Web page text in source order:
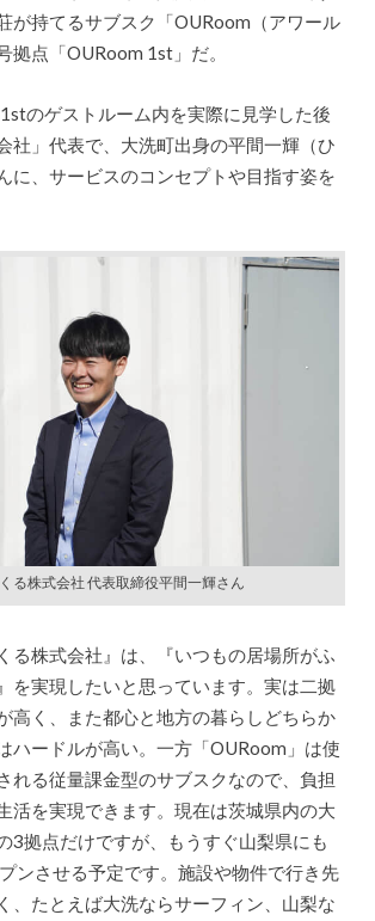
が持てるサブスク「OURoom（アワール
拠点「OURoom 1st」だ。
のゲストルーム内を実際に見学した後
社」代表で、大洗町出身の平間一輝（ひ
に、サービスのコンセプトや目指す姿を
る株式会社 代表取締役平間一輝さん
る株式会社』は、『いつもの居場所がふ
を実現したいと思っています。実は二拠
高く、また都心と地方の暮らしどちらか
ハードルが高い。一方「OURoom」は使
れる従量課金型のサブスクなので、負担
活を実現できます。現在は茨城県内の大
3拠点だけですが、もうすぐ山梨県にも
ンさせる予定です。施設や物件で行き先
、たとえば大洗ならサーフィン、山梨な